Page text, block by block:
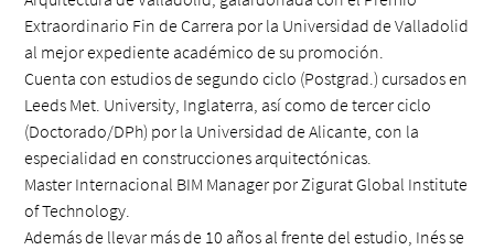
Extraordinario Fin de Carrera por la Universidad de Valladolid
al mejor expediente académico de su promoción.
Cuenta con estudios de segundo ciclo (Postgrad.) cursados en
Leeds Met. University, Inglaterra, así como de tercer ciclo
(Doctorado/DPh) por la Universidad de Alicante, con la
especialidad en construcciones arquitectónicas.
Master Internacional BIM Manager por Zigurat Global Institute
of Technology.
Además de llevar más de 10 años al frente del estudio, Inés se